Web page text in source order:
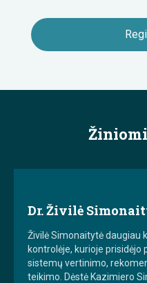
Dr. Živilė
Živilė Simonaitytė daugiau
kontrolėje, kurioje prisidėjo
sistemų vertinimo,
teikimo. Dėstė Kazimiero